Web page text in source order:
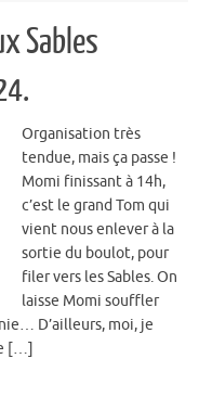
Sables
Organisation très
tendue, mais ça passe !
Momi finissant à 14h,
c’est le grand Tom qui
vient nous enlever à la
sortie du boulot, pour
filer vers les Sables. On
laisse Momi souffler
D’ailleurs, moi, je
[…]